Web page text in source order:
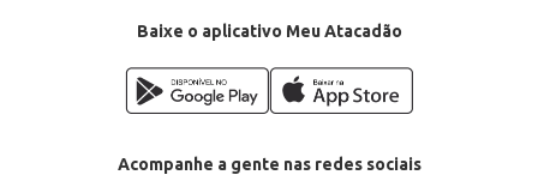
Baixe o aplicativo Meu Atacadão
Acompanhe a gente nas redes sociais